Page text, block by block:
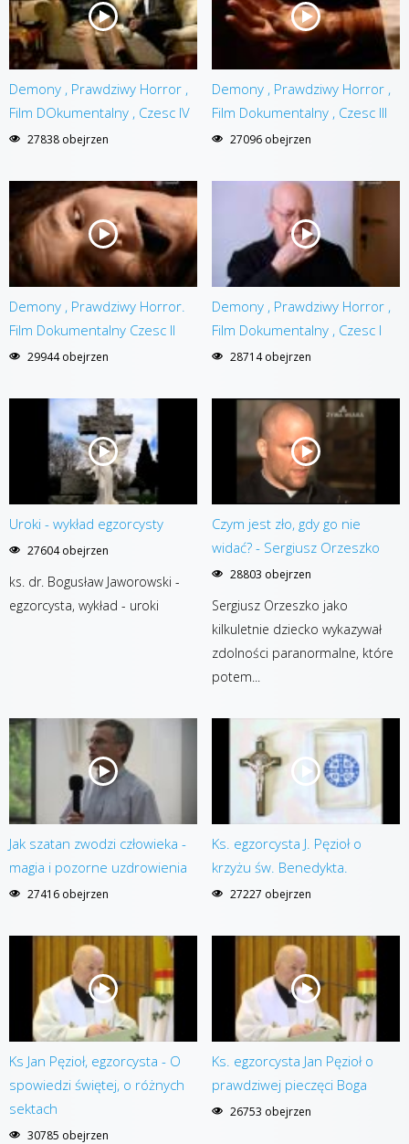
Demony , Prawdziwy Horror ,
Film DOkumentalny , Czesc IV
27838 obejrzen
Demony , Prawdziwy Horror ,
Film Dokumentalny , Czesc III
27096 obejrzen
Demony , Prawdziwy Horror.
Film Dokumentalny Czesc II
29944 obejrzen
Demony , Prawdziwy Horror ,
Film Dokumentalny , Czesc I
28714 obejrzen
Uroki - wykład egzorcysty
27604 obejrzen
ks. dr. Bogusław Jaworowski -
egzorcysta, wykład - uroki
Czym jest zło, gdy go nie
widać? - Sergiusz Orzeszko
28803 obejrzen
Sergiusz Orzeszko jako
kilkuletnie dziecko wykazywał
zdolności paranormalne, które
potem...
Jak szatan zwodzi człowieka -
magia i pozorne uzdrowienia
27416 obejrzen
Ks. egzorcysta J. Pęzioł o
krzyżu św. Benedykta.
27227 obejrzen
Ks Jan Pęzioł, egzorcysta - O
spowiedzi świętej, o różnych
sektach
30785 obejrzen
Ks. egzorcysta Jan Pęzioł o
prawdziwej pieczęci Boga
26753 obejrzen